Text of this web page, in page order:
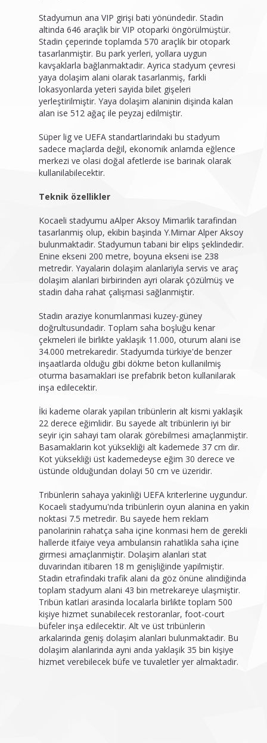
Stadyumun ana VIP girişi bati yönündedir. Stadin
altinda 646 araçlik bir VIP otoparki öngörülmüştür.
Stadin çeperinde toplamda 570 araçlik bir otopark
tasarlanmiştir. Bu park yerleri, yollara uygun
kavşaklarla bağlanmaktadir. Ayrica stadyum çevresi
yaya dolaşim alani olarak tasarlanmiş, farkli
lokasyonlarda yeteri sayida bilet gişeleri
yerleştirilmiştir. Yaya dolaşim alaninin dişinda kalan
alan ise 512 ağaç ile peyzaj edilmiştir.
Süper lig ve UEFA standartlarindaki bu stadyum
sadece maçlarda değil, ekonomik anlamda eğlence
merkezi ve olasi doğal afetlerde ise barinak olarak
kullanilabilecektir.
Teknik özellikler
Kocaeli stadyumu aAlper Aksoy Mimarlik tarafindan
tasarlanmiş olup, ekibin başinda Y.Mimar Alper Aksoy
bulunmaktadir. Stadyumun tabani bir elips şeklindedir.
Enine ekseni 200 metre, boyuna ekseni ise 238
metredir. Yayalarin dolaşim alanlariyla servis ve araç
dolaşim alanlari birbirinden ayri olarak çözülmüş ve
stadin daha rahat çalişmasi sağlanmiştir.
Stadin araziye konumlanmasi kuzey-güney
doğrultusundadir. Toplam saha boşluğu kenar
çekmeleri ile birlikte yaklaşik 11.000, oturum alani ise
34.000 metrekaredir. Stadyumda türkiye'de benzer
inşaatlarda olduğu gibi dökme beton kullanilmiş
oturma basamaklari ise prefabrik beton kullanilarak
inşa edilecektir.
İki kademe olarak yapilan tribünlerin alt kismi yaklaşik
22 derece eğimlidir. Bu sayede alt tribünlerin iyi bir
seyir için sahayi tam olarak görebilmesi amaçlanmiştir.
Basamaklarin kot yüksekliği alt kademede 37 cm dir.
Kot yüksekliği üst kademedeyse eğim 30 derece ve
üstünde olduğundan dolayi 50 cm ve üzeridir.
Tribünlerin sahaya yakinliği UEFA kriterlerine uygundur.
Kocaeli stadyumu'nda tribünlerin oyun alanina en yakin
noktasi 7.5 metredir. Bu sayede hem reklam
panolarinin rahatça saha içine konmasi hem de gerekli
hallerde itfaiye veya ambulansin rahatlikla saha içine
girmesi amaçlanmiştir. Dolaşim alanlari stat
duvarindan itibaren 18 m genişliğinde yapilmiştir.
Stadin etrafindaki trafik alani da göz önüne alindiğinda
toplam stadyum alani 43 bin metrekareye ulaşmiştir.
Tribün katlari arasinda localarla birlikte toplam 500
kişiye hizmet sunabilecek restoranlar, foot-court
büfeler inşa edilecektir. Alt ve üst tribünlerin
arkalarinda geniş dolaşim alanlari bulunmaktadir. Bu
dolaşim alanlarinda ayni anda yaklaşik 35 bin kişiye
hizmet verebilecek büfe ve tuvaletler yer almaktadir.